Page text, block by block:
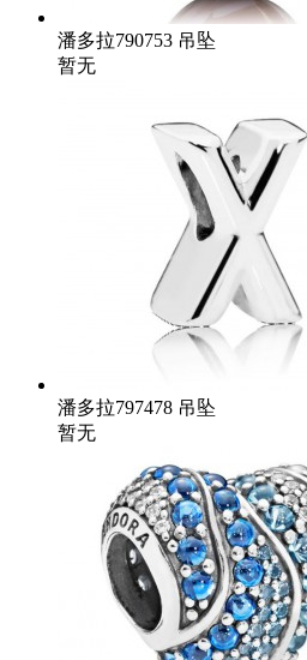
潘多拉790753 吊坠
暂无
潘多拉797478 吊坠
暂无